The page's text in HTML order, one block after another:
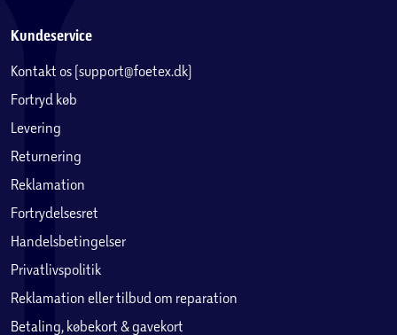
Kundeservice
Kontakt os (support@foetex.dk)
Fortryd køb
Levering
Returnering
Reklamation
Fortrydelsesret
Handelsbetingelser
Privatlivspolitik
Reklamation eller tilbud om reparation
Betaling, købekort & gavekort